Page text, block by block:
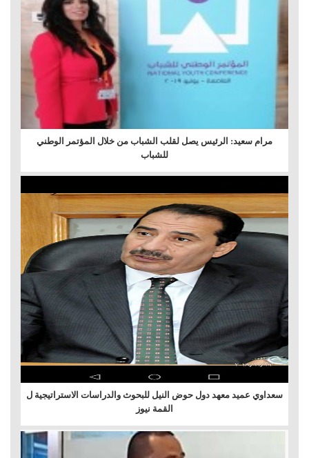
مرام سعيد: الرئيس يصل لقلب الشباب من خلال المؤتمر الوطني
للشباب
سعداوي عميد معهد دول حوض النيل للبحوث والدراسات الاستراتيجية ل
القمة نيوز